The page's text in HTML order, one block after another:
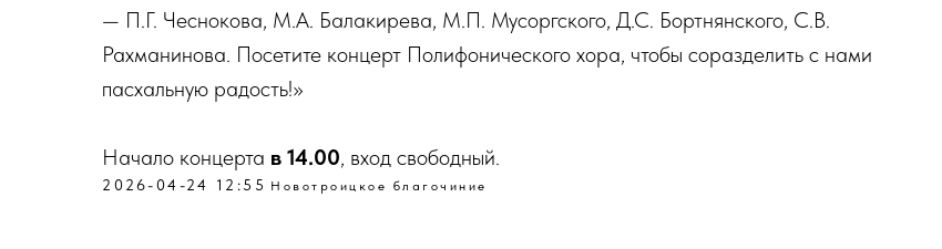
— П.Г. Чеснокова, М.А. Балакирева, М.П. Мусоргского, Д.С. Бортнянского, С.В.
Рахманинова. Посетите концерт Полифонического хора, чтобы соразделить с нами
пасхальную радость!»
Начало концерта в 14.00, вход свободный.
2026-04-24 12:55 Новотроицкое благочиние